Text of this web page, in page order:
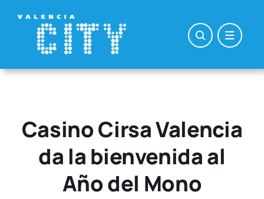
contenido
Casino Cirsa Valencia
da la bienvenida al
Año del Mono